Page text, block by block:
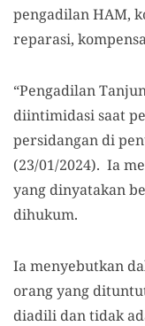
pengadilan HAM,
reparasi,
“Pengadilan
diintimidasi saat
persidangan di
(23/01/2024). Ia
yang dinyatakan
dihukum.
Ia menyebutkan
orang yang
diadili dan tidak